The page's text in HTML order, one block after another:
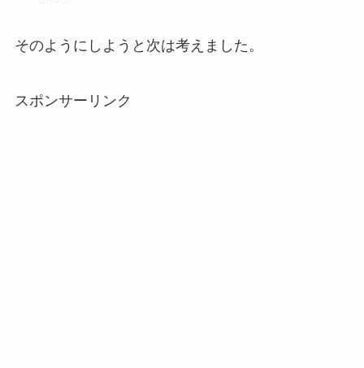
そのようにしようと次は考えました。
スポンサーリンク